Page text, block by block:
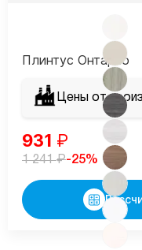
Плинтус Онтарио
Цены от
931 ₽
1 241₽-25%